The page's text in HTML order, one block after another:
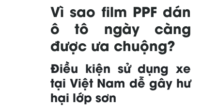
Vì sao film PPF dán
ô tô ngày càng
được ưa chuộng?
Điều kiện sử dụng xe
tại Việt Nam dễ gây hư
hại lớp sơn